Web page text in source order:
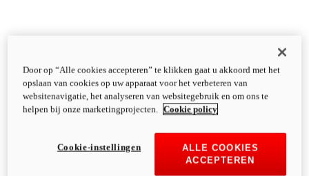
Door op “Alle cookies accepteren” te klikken gaat u akkoord met het
opslaan van cookies op uw apparaat voor het verbeteren van
websitenavigatie, het analyseren van websitegebruik en om ons te
helpen bij onze marketingprojecten.
Cookie policy
ALLE COOKIES
ACCEPTEREN
Cookie-instellingen